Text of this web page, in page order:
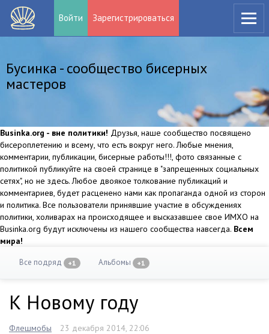
Войти Зарегистрироваться
Бусинка - сообщество бисерных
мастеров
Businka.org - вне политики! Друзья, наше сообщество посвящено
бисероплетению и всему, что есть вокруг него. Любые мнения,
комментарии, публикации, бисерные работы!!!, фото связанные с
политикой публикуйте на своей странице в "запрещенных социальных
сетях", но не здесь. Любое двоякое толкование публикаций и
комментариев, будет расценено нами как пропаганда одной из сторон
и политика. Все пользователи принявшие участие в обсуждениях
политики, холиварах на происходящее и высказавшее свое ИМХО на
Businka.org будут исключены из нашего сообщества навсегда. Всем
мира!
Все подряд +1 Альбомы +1
К Новому году
Флешмобы 23 декабря 2014, 22:06